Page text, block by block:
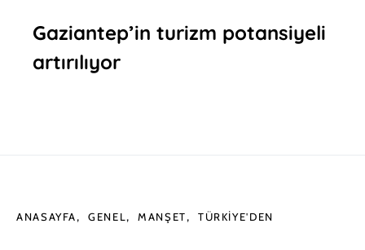
Gaziantep’in turizm potansiyeli
artırılıyor
ANASAYFA GENEL MANŞET TÜRKIYE'DEN